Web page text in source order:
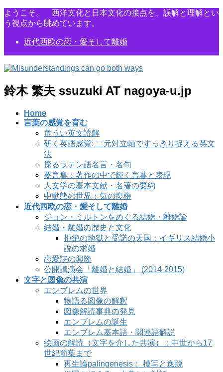
コ
ン
ツ
に
動
ナ
ビ
シ
ョ
に
移
ようこそ。 西洋文化と日本文化の接点を、誤解と理解とい
う視点から眺めています。
近代西欧の恋・愛そして離婚
鈴木 繁夫 ssuzuki AT nagoya-u.jp
Home
言葉の感覚を育む
危うい英文読解
研く英語感覚: 二元対立軸ですっきり捉える英文
法
探るラテン語名言・名句
要言集：著作の中で輝く言葉と表現
人文学の基本文献・名著の要約
中動態の世界：気の復権
近代西欧の恋・愛そして離婚
ジョン・ミルトンをめぐる結婚・離婚論
結婚・離婚の歴史と文化
拒絶の地獄と受諾の天国：イギリス結婚小
説の求婚
恋愛詩の興隆
公開講演会「離婚と結婚」 (2014-2015)
文字と図像の共演
エンブレムの世界
物語る図像の解釈
図像解読事典の発見
エンブレムの誕生
エンブレム基本語・関連語解説
絵画の解読（文字を介した共演）：中世から17
世紀前葉まで
再生論palingenesis： 模写と逸脱